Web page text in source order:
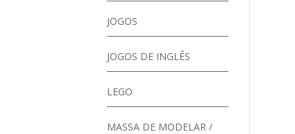
JOGOS
JOGOS DE INGLÊS
LEGO
MASSA DE MODELAR /